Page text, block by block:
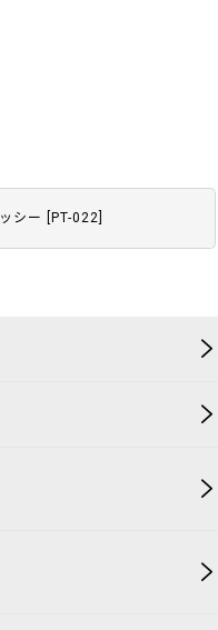
シー PT-022